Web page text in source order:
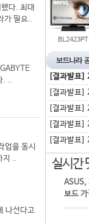
다. 최대
가 필요..
. ..
업을 동시
지 ..
나선다고
BL2423PT
[결과발표]
[결과발표]
[결과발표]
[결과발표]
[결과발표]
실시간
ASUS,
보드